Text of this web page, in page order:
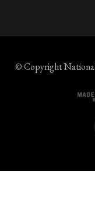
© Copyright